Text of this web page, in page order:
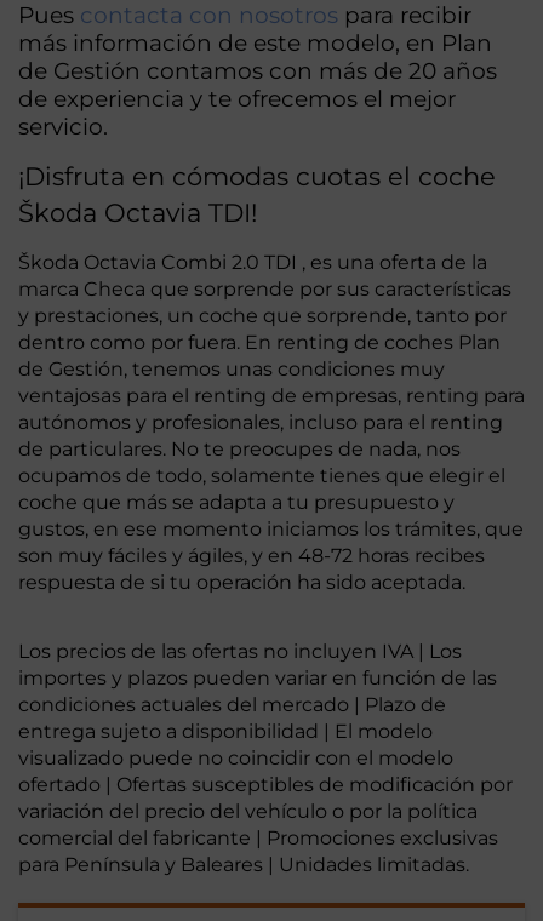
Pues contacta con nosotros para recibir
más información de este modelo, en Plan
de Gestión contamos con más de 20 años
de experiencia y te ofrecemos el mejor
servicio.
¡Disfruta en cómodas cuotas el coche
Škoda Octavia TDI!
Škoda Octavia Combi 2.0 TDI , es una oferta de la
marca Checa que sorprende por sus características
y prestaciones, un coche que sorprende, tanto por
dentro como por fuera. En renting de coches Plan
de Gestión, tenemos unas condiciones muy
ventajosas para el renting de empresas, renting para
autónomos y profesionales, incluso para el renting
de particulares. No te preocupes de nada, nos
ocupamos de todo, solamente tienes que elegir el
coche que más se adapta a tu presupuesto y
gustos, en ese momento iniciamos los trámites, que
son muy fáciles y ágiles, y en 48-72 horas recibes
respuesta de si tu operación ha sido aceptada.
Los precios de las ofertas no incluyen IVA | Los
importes y plazos pueden variar en función de las
condiciones actuales del mercado | Plazo de
entrega sujeto a disponibilidad | El modelo
visualizado puede no coincidir con el modelo
ofertado | Ofertas susceptibles de modificación por
variación del precio del vehículo o por la política
comercial del fabricante | Promociones exclusivas
para Península y Baleares | Unidades limitadas.